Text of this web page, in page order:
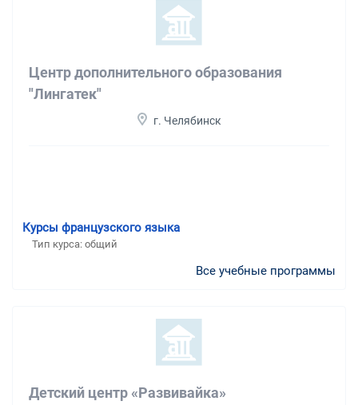
Центр дополнительного образования
"Лингатек"
г. Челябинск
Курсы французского языка
Тип курса: общий
Все учебные программы
Детский центр «Развивайка»